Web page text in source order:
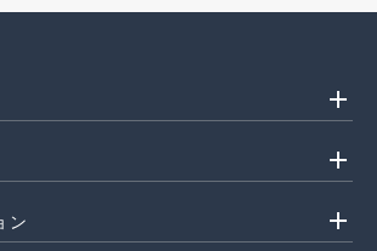
add
add
ン add